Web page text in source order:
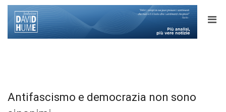
Antifascismo e democrazia non sono